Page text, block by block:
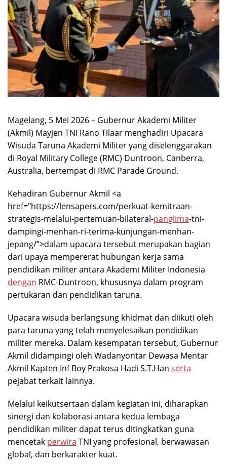
Magelang, 5 Mei 2026 – Gubernur Akademi Militer
(Akmil) Mayjen TNI Rano Tilaar menghadiri Upacara
Wisuda Taruna Akademi Militer yang diselenggarakan
di Royal Military College (RMC) Duntroon, Canberra,
Australia, bertempat di RMC Parade Ground.
Kehadiran Gubernur Akmil <a
href="https://lensapers.com/perkuat-kemitraan-
strategis-melalui-pertemuan-bilateral-panglima-tni-
dampingi-menhan-ri-terima-kunjungan-menhan-
jepang/”>dalam upacara tersebut merupakan bagian
dari upaya mempererat hubungan kerja sama
pendidikan militer antara Akademi Militer Indonesia
dengan RMC-Duntroon, khususnya dalam program
pertukaran dan pendidikan taruna.
Upacara wisuda berlangsung khidmat dan diikuti oleh
para taruna yang telah menyelesaikan pendidikan
militer mereka. Dalam kesempatan tersebut, Gubernur
Akmil didampingi oleh Wadanyontar Dewasa Mentar
Akmil Kapten Inf Boy Prakosa Hadi S.T.Han serta
pejabat terkait lainnya.
Melalui keikutsertaan dalam kegiatan ini, diharapkan
sinergi dan kolaborasi antara kedua lembaga
pendidikan militer dapat terus ditingkatkan guna
mencetak perwira TNI yang profesional, berwawasan
global, dan berkarakter kuat.